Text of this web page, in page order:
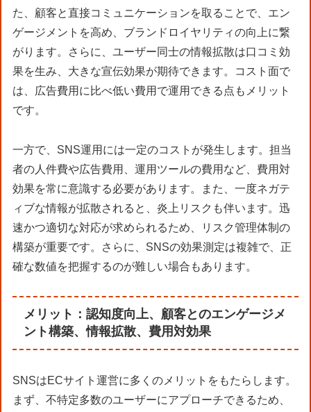
た、顧客と直接コミュニケーションを取ることで、エン
ゲージメントを高め、ブランドロイヤリティの向上に繋
がります。さらに、ユーザー同士の情報拡散は口コミ効
果を生み、大きな宣伝効果が期待できます。コスト面で
は、広告費用に比べ低い費用で運用できる点もメリット
です。
一方で、SNS運用には一定のコストが発生します。担当
者の人件費や広告費用、運用ツールの費用など、費用対
効果を常に意識する必要があります。また、一度ネガテ
ィブな情報が拡散されると、炎上リスクも伴います。迅
速かつ適切な対応が求められるため、リスク管理体制の
構築が重要です。さらに、SNSの効果測定は複雑で、正
確な数値を把握するのが難しい場合もあります。
メリット：認知度向上、顧客とのエンゲージメ
ント構築、情報拡散、費用対効果
SNSはECサイト運営に多くのメリットをもたらします。
まず、不特定多数のユーザーにアプローチできるため、